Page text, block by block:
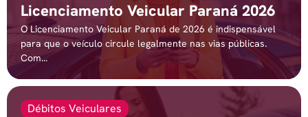
Licenciamento Veicular Paraná 2026
O Licenciamento Veicular Paraná de 2026 é indispensável
para que o veículo circule legalmente nas vias públicas.
Com...
Débitos Veiculares